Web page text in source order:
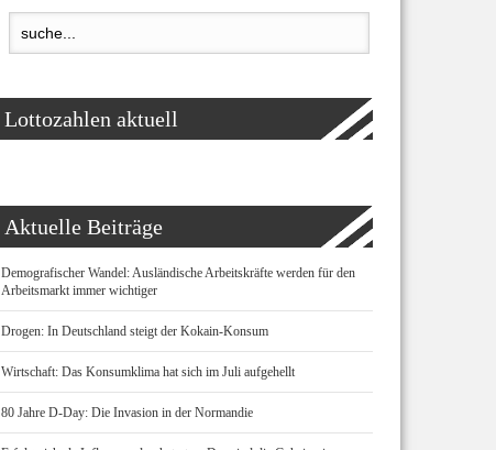
Lottozahlen aktuell
Aktuelle Beiträge
Demografischer Wandel: Ausländische Arbeitskräfte werden für den
Arbeitsmarkt immer wichtiger
Drogen: In Deutschland steigt der Kokain-Konsum
Wirtschaft: Das Konsumklima hat sich im Juli aufgehellt
80 Jahre D-Day: Die Invasion in der Normandie